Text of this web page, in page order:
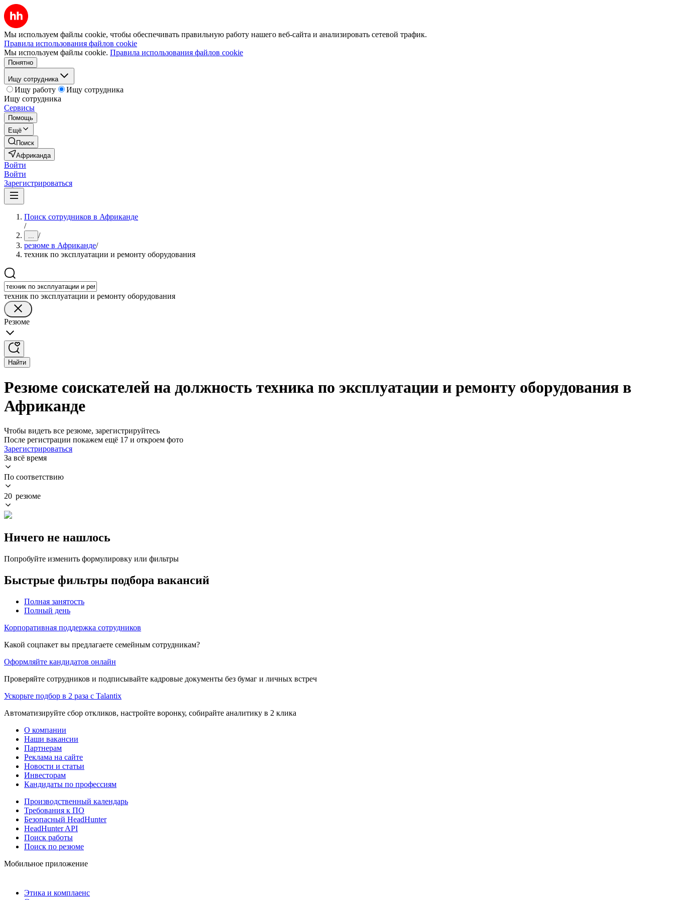
Мы используем файлы cookie, чтобы обеспечивать правильную работу нашего веб-сайта и анализировать сетевой трафик.
Правила использования файлов cookie
Мы используем файлы cookie. Правила использования файлов cookie
Понятно
Ищу сотрудника
Ищу работу
Ищу сотрудника
Ищу сотрудника
Сервисы
Помощь
Ещё
Поиск
Африканда
Войти
Войти
Зарегистрироваться
Поиск сотрудников в Африканде
/
... /
резюме в Африканде/
техник по эксплуатации и ремонту оборудования
техник по эксплуатации и ремонту оборудования
Резюме
Найти
Резюме соискателей на должность техника по эксплуатации и ремонту оборудования в
Африканде
Чтобы видеть все резюме, зарегистрируйтесь
После регистрации покажем ещё 17 и откроем фото
Зарегистрироваться
За всё время
По соответствию
20 резюме
Ничего не нашлось
Попробуйте изменить формулировку или фильтры
Быстрые фильтры подбора вакансий
Полная занятость
Полный день
Корпоративная поддержка сотрудников
Какой соцпакет вы предлагаете семейным сотрудникам?
Оформляйте кандидатов онлайн
Проверяйте сотрудников и подписывайте кадровые документы без бумаг и личных встреч
Ускорьте подбор в 2 раза с Talantix
Автоматизируйте сбор откликов, настройте воронку, собирайте аналитику в 2 клика
О компании
Наши вакансии
Партнерам
Реклама на сайте
Новости и статьи
Инвесторам
Кандидаты по профессиям
Производственный календарь
Требования к ПО
Безопасный HeadHunter
HeadHunter API
Поиск работы
Поиск по резюме
Мобильное приложение
Этика и комплаенс